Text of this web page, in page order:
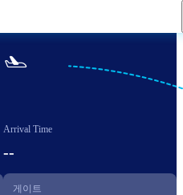

Arrival Time
--
게이트